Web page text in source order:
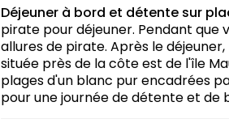
Déjeuner à bord et détente sur
pirate pour déjeuner. Pendant que
allures de pirate. Après le
située près de la côte est de l'île
plages d'un blanc pur encadrées
pour une journée de détente et de